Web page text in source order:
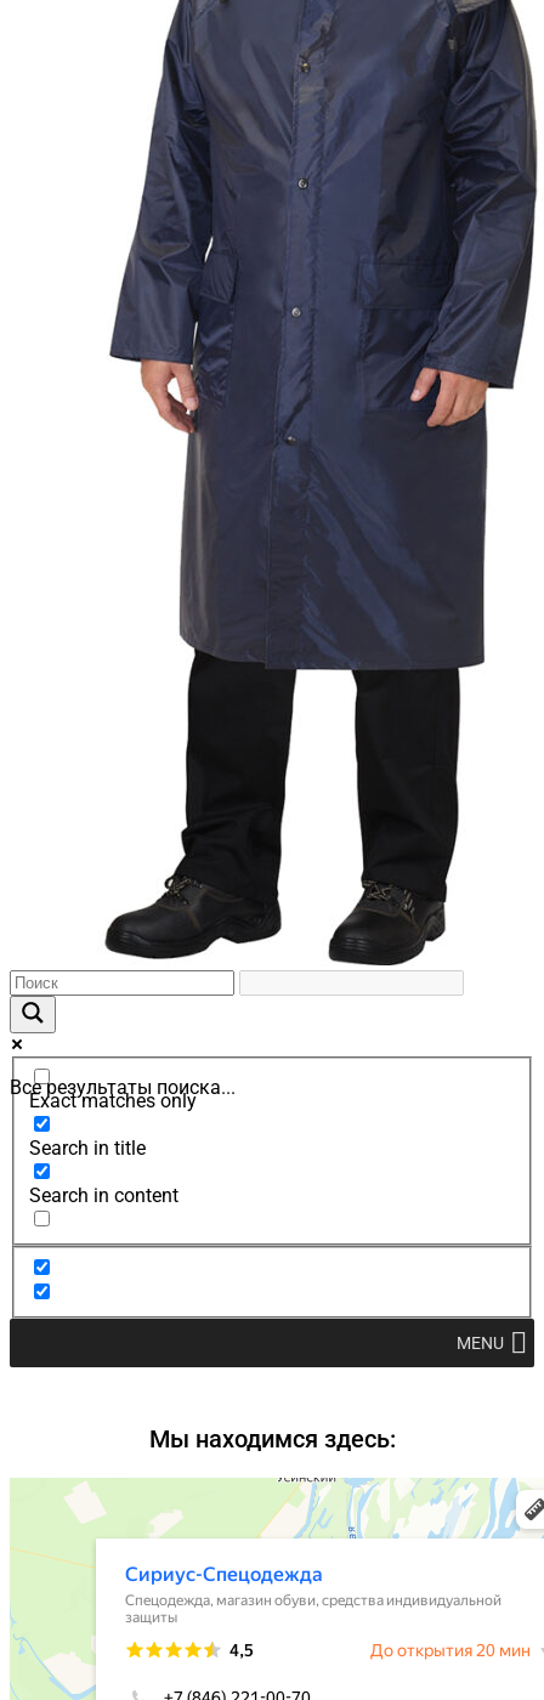
Все результаты поиска...
Exact matches only
Search in title
Search in content
MENU
Мы находимся здесь: